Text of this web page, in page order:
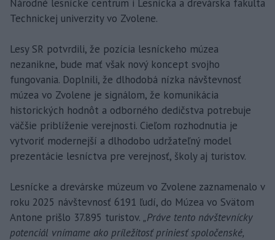
Národné lesnícke centrum i Lesnícka a drevárska fakulta
Technickej univerzity vo Zvolene.
Lesy SR potvrdili, že pozícia lesníckeho múzea
nezanikne, bude mať však nový koncept svojho
fungovania. Doplnili, že dlhodobá nízka návštevnosť
múzea vo Zvolene je signálom, že komunikácia
historických hodnôt a odborného dedičstva potrebuje
väčšie priblíženie verejnosti. Cieľom rozhodnutia je
vytvoriť modernejší a dlhodobo udržateľný model
prezentácie lesníctva pre verejnosť, školy aj turistov.
Lesnícke a drevárske múzeum vo Zvolene zaznamenalo v
roku 2025 návštevnosť 6191 ľudí, do Múzea vo Svätom
Antone prišlo 37.895 turistov. „Práve tento návštevnícky
potenciál vnímame ako príležitosť priniesť spoločenské,